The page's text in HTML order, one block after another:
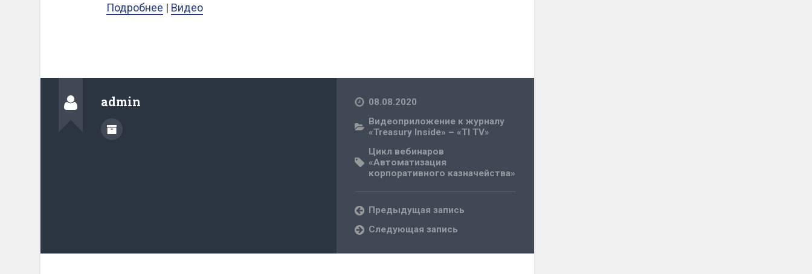
Подробнее | Видео
admin
08.08.2020
Видеоприложение к журналу
«Treasury Inside» – «TI TV»
Цикл вебинаров
«Автоматизация
корпоративного казначейства»
Предыдущая запись
Следующая запись